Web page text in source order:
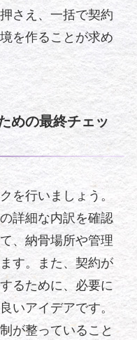
さえ、一括で契約
を作ることが求め
めの最終チェッ
を行いましょう。
詳細な内訳を確認
、納骨場所や管理
す。また、契約が
るために、必要に
いアイデアです。
が整っていること